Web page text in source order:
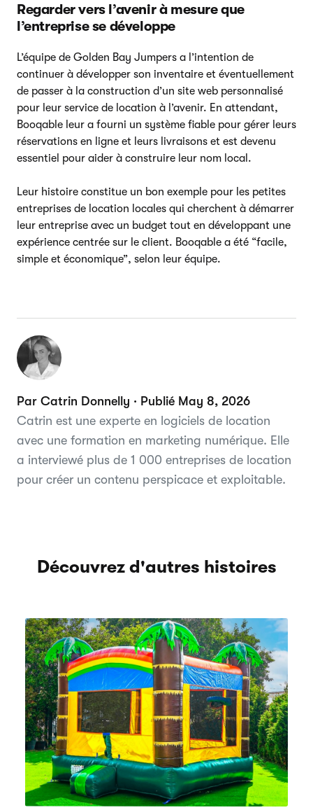
Regarder vers l’avenir à mesure que
l’entreprise se développe
L’équipe de Golden Bay Jumpers a l’intention de
continuer à développer son inventaire et éventuellement
de passer à la construction d’un site web personnalisé
pour leur service de location à l’avenir. En attendant,
Booqable leur a fourni un système fiable pour gérer leurs
réservations en ligne et leurs livraisons et est devenu
essentiel pour aider à construire leur nom local.
Leur histoire constitue un bon exemple pour les petites
entreprises de location locales qui cherchent à démarrer
leur entreprise avec un budget tout en développant une
expérience centrée sur le client. Booqable a été “facile,
simple et économique”, selon leur équipe.
Par Catrin Donnelly · Publié May 8, 2026
Catrin est une experte en logiciels de location
avec une formation en marketing numérique. Elle
a interviewé plus de 1 000 entreprises de location
pour créer un contenu perspicace et exploitable.
Découvrez d'autres histoires